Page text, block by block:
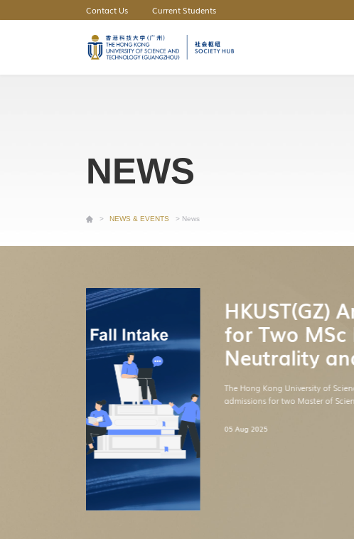
UNIVERSITY NEWS
CAREERS AT HKUST(GZ)
Contact Us Current Students
NEWS
> NEWS & EVENTS > News